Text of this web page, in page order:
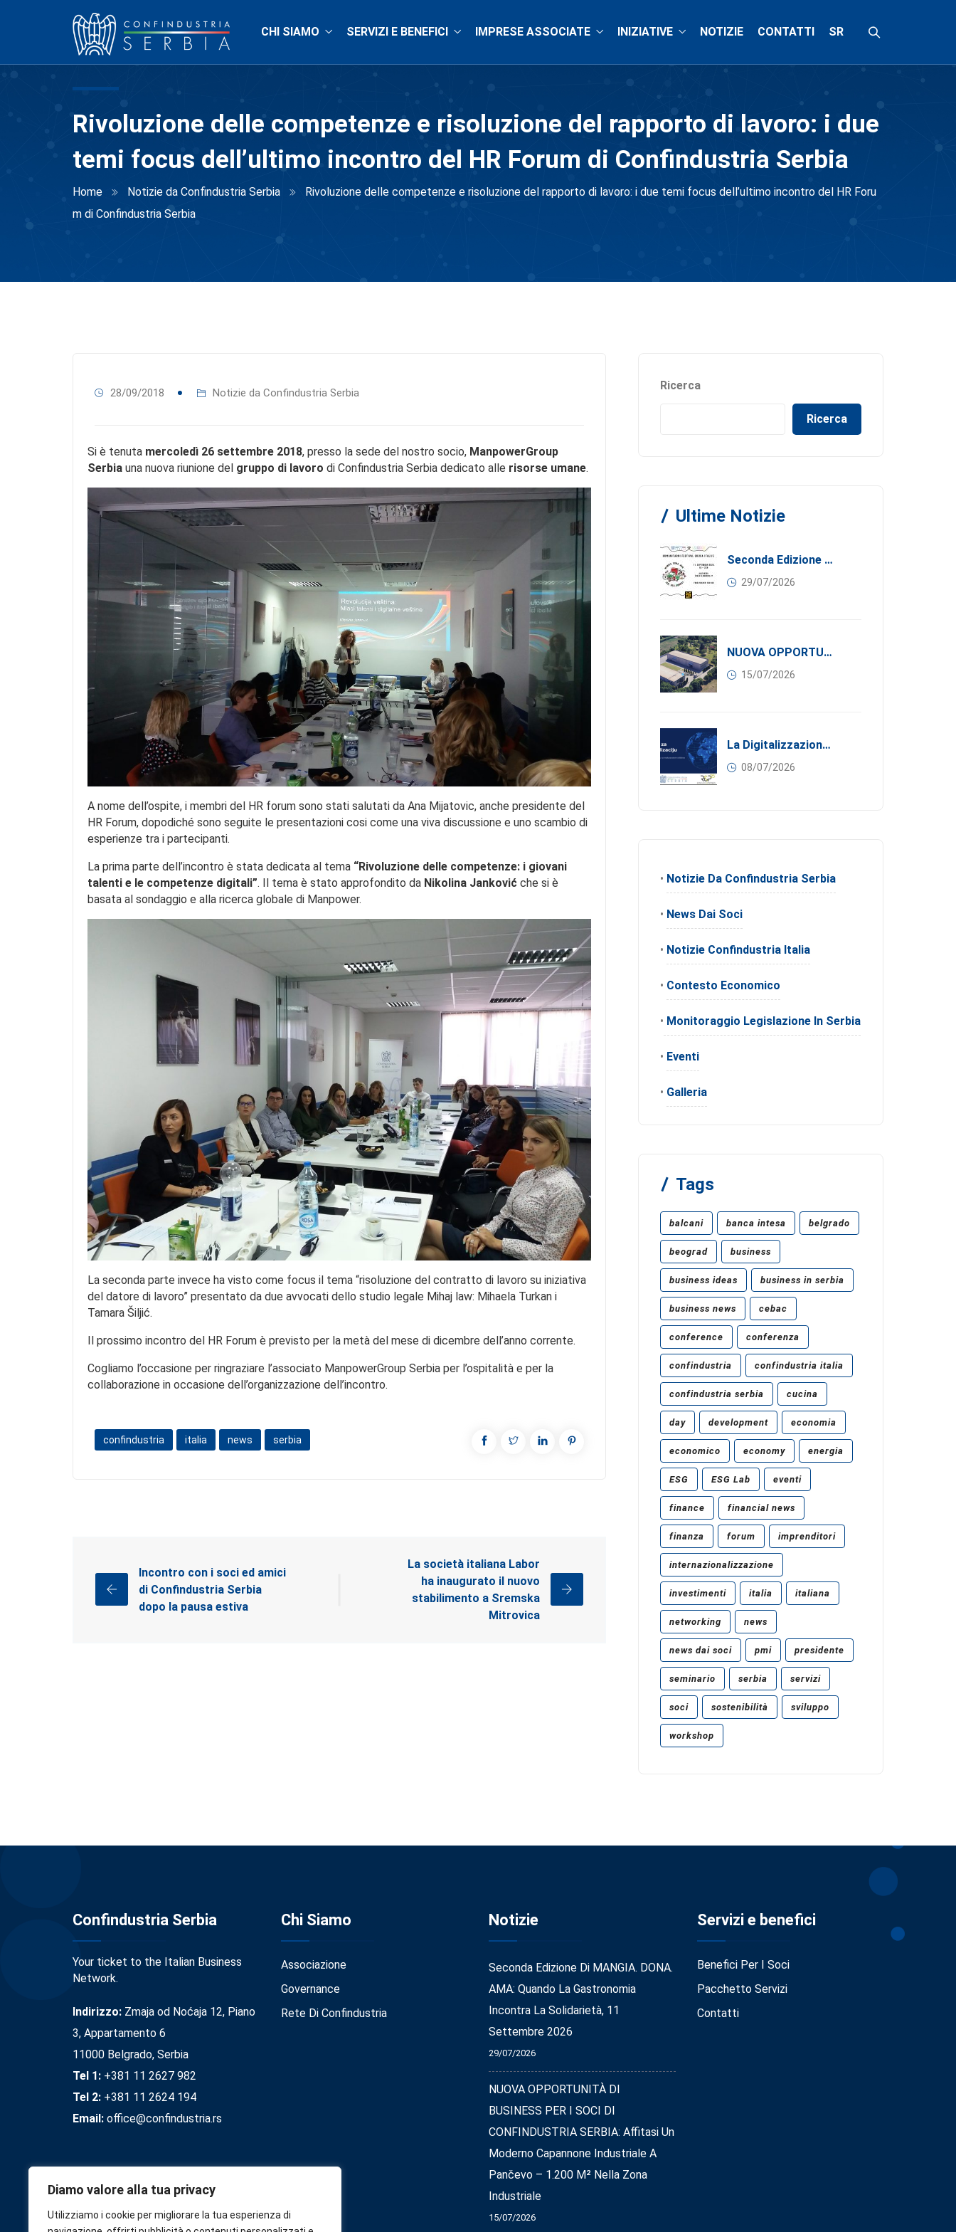
Diamo valore alla tua privacy
Utilizziamo i cookie per migliorare la tua esperienza di
CHI SIAMO SERVIZI E BENEFICI IMPRESE ASSOCIATE INIZIATIVE NOTIZIE CONTATTI SR
Rivoluzione delle competenze e risoluzione del rapporto di lavoro: i due
temi focus dell’ultimo incontro del HR Forum di Confindustria Serbia
Home Notizie da Confindustria Serbia
Rivoluzione delle competenze e risoluzione del rapporto di lavoro: i due temi focus dell’ultimo incontro del HR Foru
m di Confindustria Serbia
28/09/2018 Notizie da Confindustria Serbia
Si è tenuta mercoledì 26 settembre 2018, presso la sede del nostro socio, ManpowerGroup
Serbia una nuova riunione del gruppo di lavoro di Confindustria Serbia dedicato alle risorse umane.
A nome dell’ospite, i membri del HR forum sono stati salutati da Ana Mijatovic, anche presidente del
HR Forum, dopodiché sono seguite le presentazioni cosi come una viva discussione e uno scambio di
esperienze tra i partecipanti.
La prima parte dell’incontro è stata dedicata al tema “Rivoluzione delle competenze: i giovani
talenti e le competenze digitali”. Il tema è stato approfondito da Nikolina Janković che si è
basata al sondaggio e alla ricerca globale di Manpower.
La seconda parte invece ha visto come focus il tema “risoluzione del contratto di lavoro su iniziativa
del datore di lavoro” presentato da due avvocati dello studio legale Mihaj law: Mihaela Turkan i
Tamara Šiljić.
Il prossimo incontro del HR Forum è previsto per la metà del mese di dicembre dell’anno corrente.
Cogliamo l’occasione per ringraziare l’associato ManpowerGroup Serbia per l’ospitalità e per la
collaborazione in occasione dell’organizzazione dell’incontro.
confindustria italia news serbia
Incontro con i soci ed amici
di Confindustria Serbia
dopo la pausa estiva
La società italiana Labor
ha inaugurato il nuovo
stabilimento a Sremska
Mitrovica
Ricerca
Ricerca
Ultime Notizie
Seconda Edizione Di MANGIA. DONA. AMA: Quando La Gastronomia Incontra La Solidarietà, 11 Settembre 2026
29/07/2026
NUOVA OPPORTUNITÀ DI BUSINESS PER I SOCI DI CONFINDUSTRIA SERBIA: Affitasi Un Moderno Capannone Industriale A Pančevo – 1.200 M² Nella Zona Industriale
15/07/2026
La Digitalizzazione Come Motore Dell’internazionalizzazione
08/07/2026
• Notizie Da Confindustria Serbia
• News Dai Soci
• Notizie Confindustria Italia
• Contesto Economico
• Monitoraggio Legislazione In Serbia
• Eventi
• Galleria
Tags
balcani banca intesa belgrado
beograd business
business ideas business in serbia
business news cebac
conference conferenza
confindustria confindustria italia
confindustria serbia cucina
day development economia
economico economy energia
ESG ESG Lab eventi
finance financial news
finanza forum imprenditori
internazionalizzazione
investimenti italia italiana
networking news
news dai soci pmi presidente
seminario serbia servizi
soci sostenibilità sviluppo
workshop
Confindustria Serbia
Your ticket to the Italian Business
Network.
Indirizzo: Zmaja od Noćaja 12, Piano
3, Appartamento 6
11000 Belgrado, Serbia
Tel 1: +381 11 2627 982
Tel 2: +381 11 2624 194
Email: office@confindustria.rs
Chi Siamo
Associazione
Governance
Rete Di Confindustria
Notizie
Seconda Edizione Di MANGIA. DONA.
AMA: Quando La Gastronomia
Incontra La Solidarietà, 11
Settembre 2026
29/07/2026
NUOVA OPPORTUNITÀ DI
BUSINESS PER I SOCI DI
CONFINDUSTRIA SERBIA: Affitasi Un
Moderno Capannone Industriale A
Pančevo – 1.200 M² Nella Zona
Industriale
15/07/2026
Servizi e benefici
Benefici Per I Soci
Pacchetto Servizi
Contatti